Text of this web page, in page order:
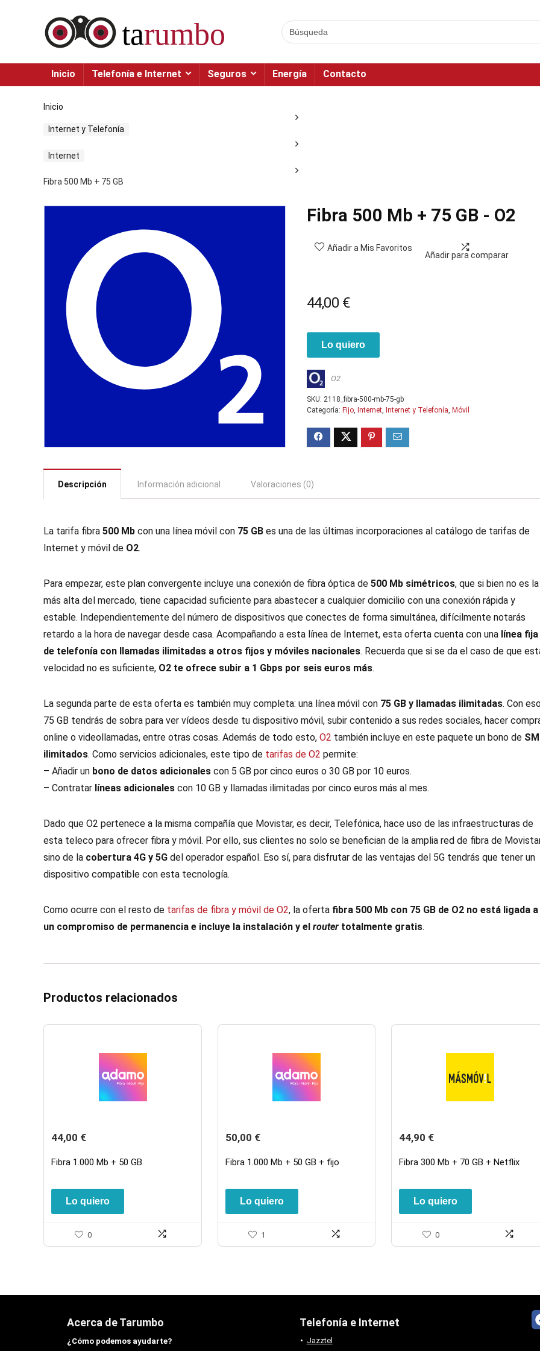
Inicio Telefonía e Internet Seguros Energía Contacto
Inicio
Internet y Telefonía
Internet
Fibra 500 Mb + 75 GB
Fibra 500 Mb + 75 GB - O2
Añadir a Mis Favoritos
Añadir para comparar
44,00 €
Lo quiero
O2
SKU: 2118_fibra-500-mb-75-gb
Categoría: Fijo, Internet, Internet y Telefonía, Móvil
Descripción Información adicional Valoraciones (0)
La tarifa fibra 500 Mb con una línea móvil con 75 GB es una de las últimas incorporaciones al catálogo de tarifas de
Internet y móvil de O2.
Para empezar, este plan convergente incluye una conexión de fibra óptica de 500 Mb simétricos, que si bien no es la
más alta del mercado, tiene capacidad suficiente para abastecer a cualquier domicilio con una conexión rápida y
estable. Independientemente del número de dispositivos que conectes de forma simultánea, difícilmente notarás
retardo a la hora de navegar desde casa. Acompañando a esta línea de Internet, esta oferta cuenta con una línea fija
de telefonía con llamadas ilimitadas a otros fijos y móviles nacionales. Recuerda que si se da el caso de que
velocidad no es suficiente, O2 te ofrece subir a 1 Gbps por seis euros más.
La segunda parte de esta oferta es también muy completa: una línea móvil con 75 GB y llamadas ilimitadas. Con
75 GB tendrás de sobra para ver vídeos desde tu dispositivo móvil, subir contenido a sus redes sociales, hacer
online o videollamadas, entre otras cosas. Además de todo esto, O2 también incluye en este paquete un bono de
ilimitados. Como servicios adicionales, este tipo de tarifas de O2 permite:
– Añadir un bono de datos adicionales con 5 GB por cinco euros o 30 GB por 10 euros.
– Contratar líneas adicionales con 10 GB y llamadas ilimitadas por cinco euros más al mes.
Dado que O2 pertenece a la misma compañía que Movistar, es decir, Telefónica, hace uso de las infraestructuras de
esta teleco para ofrecer fibra y móvil. Por ello, sus clientes no solo se benefician de la amplia red de fibra de
sino de la cobertura 4G y 5G del operador español. Eso sí, para disfrutar de las ventajas del 5G tendrás que tener un
dispositivo compatible con esta tecnología.
Como ocurre con el resto de tarifas de fibra y móvil de O2, la oferta fibra 500 Mb con 75 GB de O2 no está ligada a
un compromiso de permanencia e incluye la instalación y el router totalmente gratis.
Productos relacionados
44,00 €
Fibra 1.000 Mb + 50 GB
0
Lo quiero
50,00 €
Fibra 1.000 Mb + 50 GB + fijo
1
Lo quiero
44,90 €
Fibra 300 Mb + 70 GB + Netflix
0
Lo quiero
Acerca de Tarumbo
¿Cómo podemos ayudarte?
Telefonía e Internet
Jazztel